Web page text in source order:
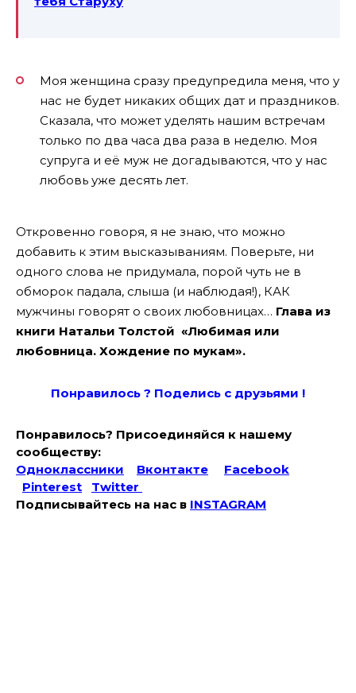
Моя женщина сразу предупредила меня, что у
нас не будет никаких общих дат и праздников.
Сказала, что может уделять нашим встречам
только по два часа два раза в неделю. Моя
супруга и её муж не догадываются, что у нас
любовь уже десять лет.
Откровенно говоря, я не знаю, что можно
добавить к этим высказываниям. Поверьте, ни
одного слова не придумала, порой чуть не в
обморок падала, слыша (и наблюдая!), КАК
мужчины говорят о своих любовницах… Глава из
книги Натальи Толстой «Любимая или
любовница. Хождение по мукам».
Понравилось ? Поделись с друзьями !
Понравилось? Присоединяйся к нашему
сообществу:
Одноклассники
Вконтакте
Facebook
Pinterest
Twitter
Подписывайтесь на наc в INSTAGRAM